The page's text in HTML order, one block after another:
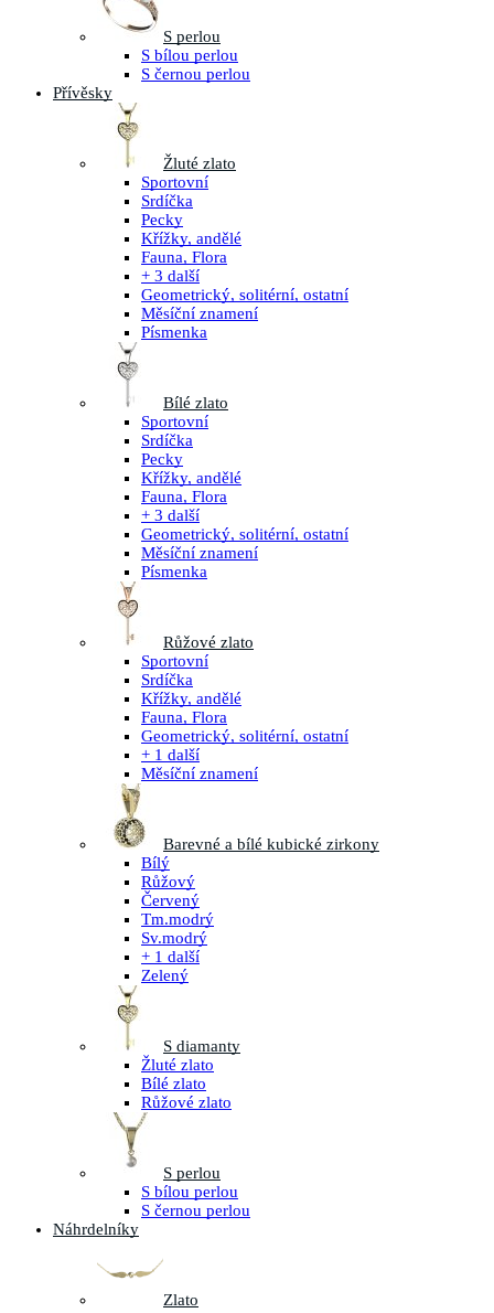
S perlou
S bílou perlou
S černou perlou
Přívěsky
Žluté zlato
Sportovní
Srdíčka
Pecky
Křížky, andělé
Fauna, Flora
+ 3 další
Geometrický, solitérní, ostatní
Měsíční znamení
Písmenka
Bílé zlato
Sportovní
Srdíčka
Pecky
Křížky, andělé
Fauna, Flora
+ 3 další
Geometrický, solitérní, ostatní
Měsíční znamení
Písmenka
Růžové zlato
Sportovní
Srdíčka
Křížky, andělé
Fauna, Flora
Geometrický, solitérní, ostatní
+ 1 další
Měsíční znamení
Barevné a bílé kubické zirkony
Bílý
Růžový
Červený
Tm.modrý
Sv.modrý
+ 1 další
Zelený
S diamanty
Žluté zlato
Bílé zlato
Růžové zlato
S perlou
S bílou perlou
S černou perlou
Náhrdelníky
Zlato